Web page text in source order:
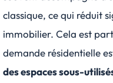
classique, ce qui réduit
immobilier. Cela est
demande résidentielle
des espaces sous-